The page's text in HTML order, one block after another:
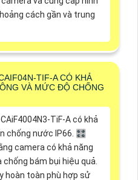
cách gần và trung
TIF-A CÓ KHẢ
VÀ MỨC ĐỘ CHỐNG
TiF-A có khả
chống nước IP66. 🎛
camera có khả năng
bám bụi hiệu quả.
hoàn toàn phù hợp sử